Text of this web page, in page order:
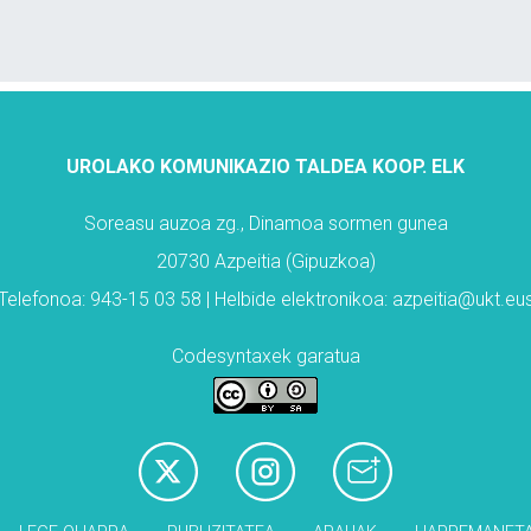
UROLAKO KOMUNIKAZIO TALDEA KOOP. ELK
Soreasu auzoa zg., Dinamoa sormen gunea
20730 Azpeitia (Gipuzkoa)
943-15 03 58 | Helbide elektronikoa:
Codesyntaxek garatua